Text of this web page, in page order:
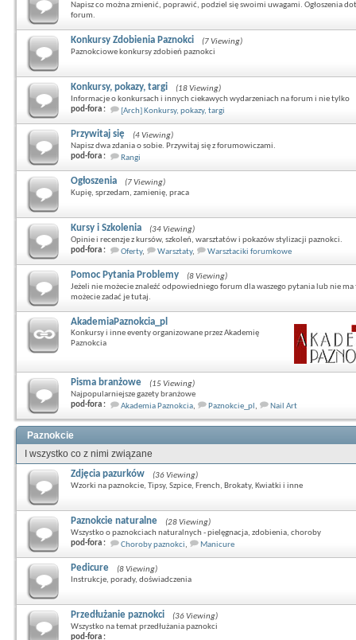
Napisz co można zmienić, poprawić, podziel się swoimi uwagami. Ogłoszenia
forum.
Konkursy Zdobienia Paznokci
(7 Viewing)
Paznokciowe konkursy zdobień paznokci
Konkursy, pokazy, targi
(18 Viewing)
Informacje o konkursach i innych ciekawych wydarzeniach na forum i nie tylko
pod-fora :
[Arch] Konkursy, pokazy, targi
Przywitaj się
(4 Viewing)
Napisz dwa zdania o sobie. Przywitaj się z forumowiczami.
pod-fora :
Rangi
Ogłoszenia
(7 Viewing)
Kupię, sprzedam, zamienię, praca
Kursy i Szkolenia
(34 Viewing)
Opinie i recenzje z kursów, szkoleń, warsztatów i pokazów stylizacji paznokci.
pod-fora :
Oferty, Warsztaty, Warsztaciki forumkowe
Pomoc Pytania Problemy
(8 Viewing)
Jeżeli nie możecie znaleźć odpowiedniego forum dla waszego pytania lub nie ma
możecie zadać je tutaj.
AkademiaPaznokcia_pl
Konkursy i inne eventy organizowane przez Akademię
Paznokcia
Pisma branżowe
(15 Viewing)
Najpopularniejsze gazety branżowe
pod-fora :
Akademia Paznokcia, Paznokcie_pl , Nail Art
Paznokcie
I wszystko co z nimi związane
Zdjęcia pazurków
(36 Viewing)
Wzorki na paznokcie, Tipsy, Szpice, French, Brokaty, Kwiatki i inne
Paznokcie naturalne
(28 Viewing)
Wszystko o paznokciach naturalnych - pielęgnacja, zdobienia, choroby
pod-fora :
Choroby paznokci, Manicure
Pedicure
(8 Viewing)
Instrukcje, porady, doświadczenia
Przedłużanie paznokci
(36 Viewing)
Wszystko na temat przedłużania paznokci
pod-fora :